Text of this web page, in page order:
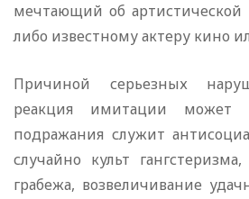
мечтающий об
либо известному актеру кино
Причиной серьезных
реакция имитации может
подражания служит
случайно культ
грабежа, возвеличивание